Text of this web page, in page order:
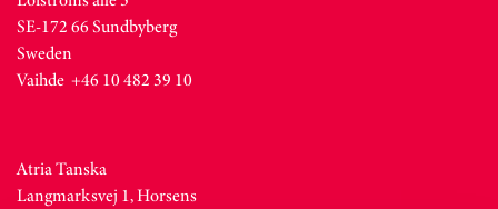
SE-172 66 Sundbyberg
Sweden
Vaihde +46 10 482 39 10
Atria Tanska
Langmarksvej 1, Horsens